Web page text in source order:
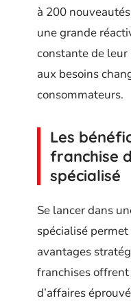
à 200
une grande
constante de
aux besoins
consommateurs.
Les
franchise
spécialisé
Se lancer dans
spécialisé
avantages
franchises
d’affaires